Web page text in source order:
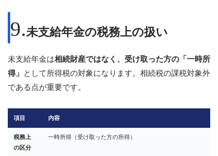
未支給年金の税務上の扱い
未支給年金は相続財産ではなく、受け取った方の「一時所
得」 として所得税の対象になります。相続税の課税対象外
である点が重要です。
項目 内容
税務上
の区分
一時所得（受け取った方の所得）